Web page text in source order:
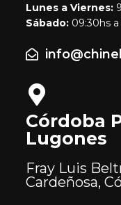
Lunes a Viernes:
Sábado: 09:30hs
Córdoba
Lugones
Fray Luis
Cardeñosa,